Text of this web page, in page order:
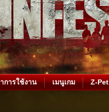
การใช้งาน เมนูเกม Z-Pet